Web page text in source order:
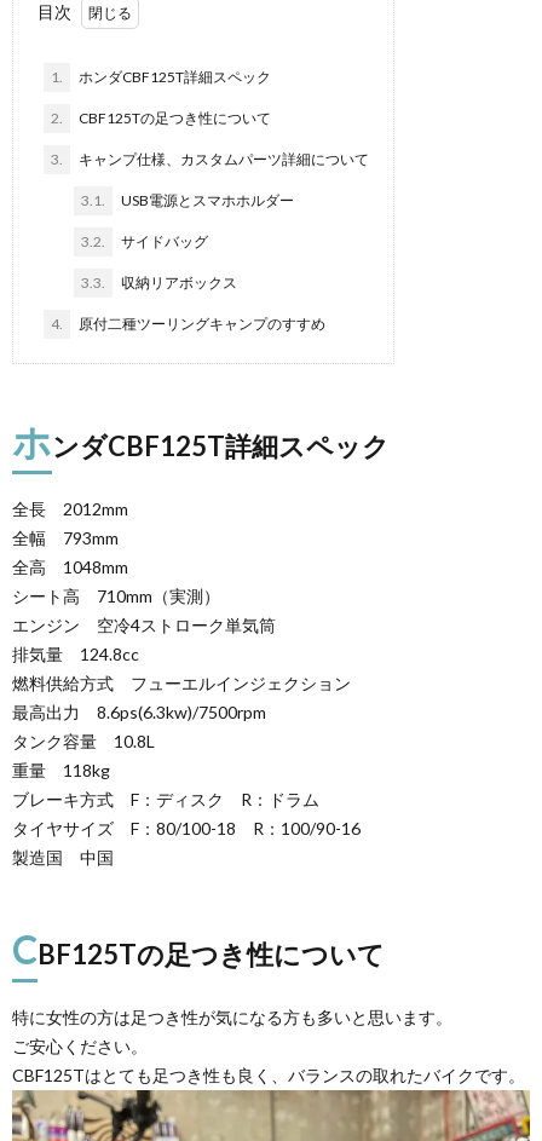
目次
1. ホンダCBF125T詳細スペック
2. CBF125Tの足つき性について
3. キャンプ仕様、カスタムパーツ詳細について
3.1. USB電源とスマホホルダー
3.2. サイドバッグ
3.3. 収納リアボックス
4. 原付二種ツーリングキャンプのすすめ
ホンダCBF125T詳細スペック
全長 2012mm
全幅 793mm
全高 1048mm
シート高 710mm（実測）
エンジン 空冷4ストローク単気筒
排気量 124.8cc
燃料供給方式 フューエルインジェクション
最高出力 8.6ps(6.3kw)/7500rpm
タンク容量 10.8L
重量 118kg
ブレーキ方式 F：ディスク R：ドラム
タイヤサイズ F：80/100-18 R：100/90-16
製造国 中国
CBF125Tの足つき性について
特に女性の方は足つき性が気になる方も多いと思います。
ご安心ください。
CBF125Tはとても足つき性も良く、バランスの取れたバイクです。